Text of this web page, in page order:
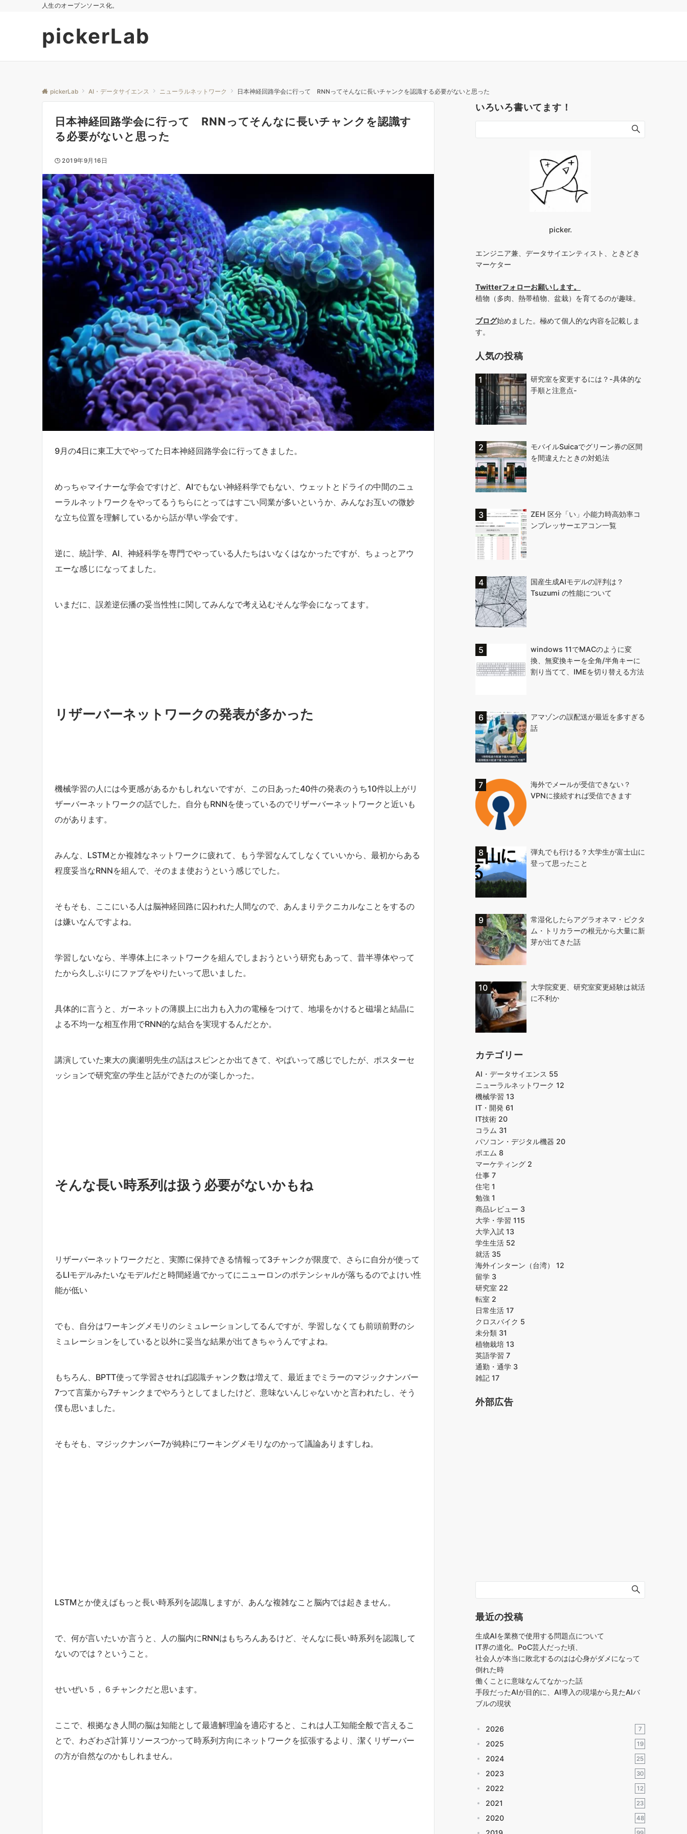
人生のオープンソース化。
pickerLab
pickerLab AI・データサイエンス ニューラルネットワーク 日本神経回路学会に行って RNNってそんなに長いチャンクを認識する必要がないと思った
日本神経回路学会に行って RNNってそんなに長いチャンクを認識す
る必要がないと思った
2019年9月16日
9月の4日に東工大でやってた日本神経回路学会に行ってきました。
めっちゃマイナーな学会ですけど、AIでもない神経科学でもない、ウェットとドライの中間のニュ
ーラルネットワークをやってるうちらにとってはすごい同業が多いというか、みんなお互いの微妙
な立ち位置を理解しているから話が早い学会です。
逆に、統計学、AI、神経科学を専門でやっている人たちはいなくはなかったですが、ちょっとアウ
エーな感じになってました。
いまだに、誤差逆伝播の妥当性性に関してみんなで考え込むそんな学会になってます。
リザーバーネットワークの発表が多かった
機械学習の人には今更感があるかもしれないですが、この日あった40件の発表のうち10件以上がリ
ザーバーネットワークの話でした。自分もRNNを使っているのでリザーバーネットワークと近いも
のがあります。
みんな、LSTMとか複雑なネットワークに疲れて、もう学習なんてしなくていいから、最初からある
程度妥当なRNNを組んで、そのまま使おうという感じでした。
そもそも、ここにいる人は脳神経回路に囚われた人間なので、あんまりテクニカルなことをするの
は嫌いなんですよね。
学習しないなら、半導体上にネットワークを組んでしまおうという研究もあって、昔半導体やって
たから久しぶりにファブをやりたいって思いました。
具体的に言うと、ガーネットの薄膜上に出力も入力の電極をつけて、地場をかけると磁場と結晶に
よる不均一な相互作用でRNN的な結合を実現するんだとか。
講演していた東大の廣瀬明先生の話はスピンとか出てきて、やばいって感じでしたが、ポスターセ
ッションで研究室の学生と話ができたのが楽しかった。
そんな長い時系列は扱う必要がないかもね
リザーバーネットワークだと、実際に保持できる情報って3チャンクが限度で、さらに自分が使って
るLIモデルみたいなモデルだと時間経過でかってにニューロンのポテンシャルが落ちるのでよけい性
能が低い
でも、自分はワーキングメモリのシミュレーションしてるんですが、学習しなくても前頭前野のシ
ミュレーションをしていると以外に妥当な結果が出てきちゃうんですよね。
もちろん、BPTT使って学習させれば認識チャンク数は増えて、最近までミラーのマジックナンバー
7つて言葉から7チャンクまでやろうとしてましたけど、意味ないんじゃないかと言われたし、そう
僕も思いました。
そもそも、マジックナンバー7が純粋にワーキングメモリなのかって議論ありますしね。
LSTMとか使えばもっと長い時系列を認識しますが、あんな複雑なこと脳内では起きません。
で、何が言いたいか言うと、人の脳内にRNNはもちろんあるけど、そんなに長い時系列を認識して
ないのでは？ということ。
せいぜい５，６チャンクだと思います。
ここで、根拠なき人間の脳は知能として最適解理論を適応すると、これは人工知能全般で言えるこ
とで、わざわざ計算リソースつかって時系列方向にネットワークを拡張するより、潔くリザーバー
の方が自然なのかもしれません。
いろいろ書いてます！
picker.
エンジニア兼、データサイエンティスト、ときどき
マーケター
Twitterフォローお願いします。
植物（多肉、熱帯植物、盆栽）を育てるのが趣味。
ブログ始めました。極めて個人的な内容を記載しま
す。
人気の投稿
研究室を変更するには？-具体的な
手順と注意点-
モバイルSuicaでグリーン券の区間
を間違えたときの対処法
ZEH 区分「い」小能力時高効率コ
ンプレッサーエアコン一覧
国産生成AIモデルの評判は？
Tsuzumi の性能について
windows 11でMACのように変
換、無変換キーを全角/半角キーに
割り当てて、IMEを切り替える方法
アマゾンの誤配送が最近を多すぎる
話
海外でメールが受信できない？
VPNに接続すれば受信できます
弾丸でも行ける？大学生が富士山に
登って思ったこと
常湿化したらアグラオネマ・ピクタ
ム・トリカラーの根元から大量に新
芽が出てきた話
大学院変更、研究室変更経験は就活
に不利か
カテゴリー
AI・データサイエンス 55
ニューラルネットワーク 12
機械学習 13
IT・開発 61
IT技術 20
コラム 31
パソコン・デジタル機器 20
ポエム 8
マーケティング 2
仕事 7
住宅 1
勉強 1
商品レビュー 3
大学・学習 115
大学入試 13
学生生活 52
就活 35
海外インターン（台湾） 12
留学 3
研究室 22
転室 2
日常生活 17
クロスバイク 5
未分類 31
植物栽培 13
英語学習 7
通勤・通学 3
雑記 17
外部広告
最近の投稿
生成AIを業務で使用する問題点について
IT界の道化。PoC芸人だった頃、
社会人が本当に敗北するのはは心身がダメになって
倒れた時
働くことに意味なんてなかった話
手段だったAIが目的に、AI導入の現場から見たAIバ
ブルの現状
2026 7
2025 19
2024 25
2023 30
2022 12
2021 23
2020 48